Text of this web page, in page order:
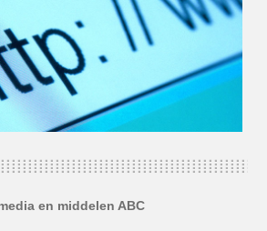
en middelen ABC